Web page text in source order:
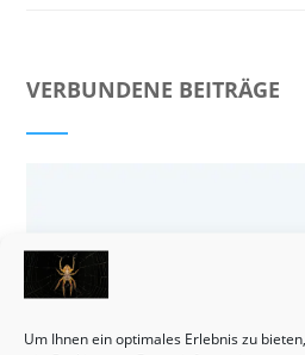
Um Ihnen ein optimales Erlebnis zu
VERBUNDENE BEITRÄGE